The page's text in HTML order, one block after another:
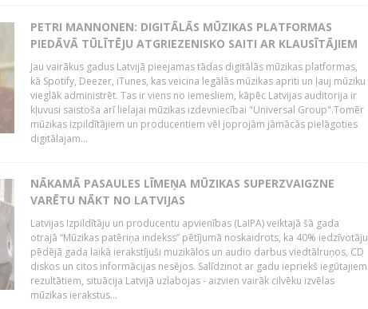
PETRI MANNONEN: DIGITĀLĀS MŪZIKAS PLATFORMAS
PIEDĀVĀ TŪLĪTĒJU ATGRIEZENISKO SAITI AR KLAUSĪTĀJIEM
Jau vairākus gadus Latvijā pieejamas tādas digitālās mūzikas platformas,
kā Spotify, Deezer, iTunes, kas veicina legālās mūzikas apriti un ļauj mūziku
vieglāk administrēt. Tas ir viens no iemesliem, kāpēc Latvijas auditorija ir
kļuvusi saistoša arī lielajai mūzikas izdevniecībai "Universal Group".Tomēr
mūzikas izpildītājiem un producentiem vēl joprojām jāmācās pielāgoties
digitālajam...
NĀKAMĀ PASAULES LĪMEŅA MŪZIKAS SUPERZVAIGZNE
VARĒTU NĀKT NO LATVIJAS
Latvijas Izpildītāju un producentu apvienības (LaIPA) veiktajā šā gada
otrajā “Mūzikas patēriņa indekss” pētījumā noskaidrots, ka 40% iedzīvotāju
pēdējā gada laikā ierakstījuši muzikālos un audio darbus viedtālruņos, CD
diskos un citos informācijas nesējos. Salīdzinot ar gadu iepriekš iegūtajiem
rezultātiem, situācija Latvijā uzlabojas - aizvien vairāk cilvēku izvēlas
mūzikas ierakstus...